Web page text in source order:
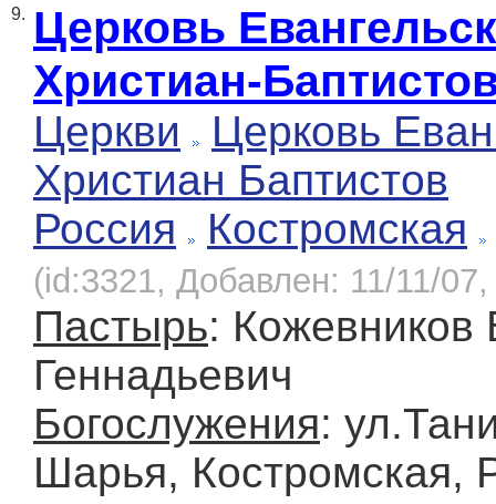
9. Церковь
Христиан-
Церкви
Церковь
Христиан Баптистов
Россия
Костромская
(id:3321, Добавлен: 11/11/
Пастырь:
Геннадьевич
Богослужения:
Шарья, Костромская,